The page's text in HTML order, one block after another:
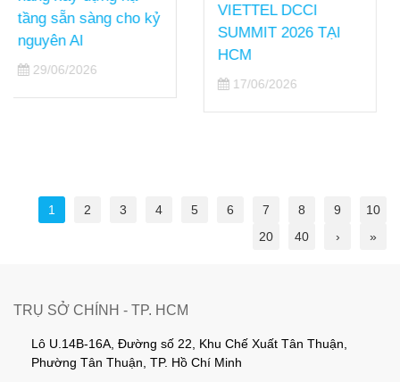
VIETTEL DCCI
SUMMIT 2026 TẠI
HCM
1 2 3 4 5 6 7 8 9
10
20
40 › »
TRỤ SỞ CHÍNH - TP. HCM
Lô U.14B-16A, Đường số 22, Khu Chế Xuất Tân Thuận,
Phường Tân Thuận, TP. Hồ Chí Minh